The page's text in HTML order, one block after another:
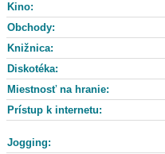
Kino:
Obchody:
Knižnica:
Diskotéka:
Miestnosť na hranie:
Prístup k internetu:
Jogging: